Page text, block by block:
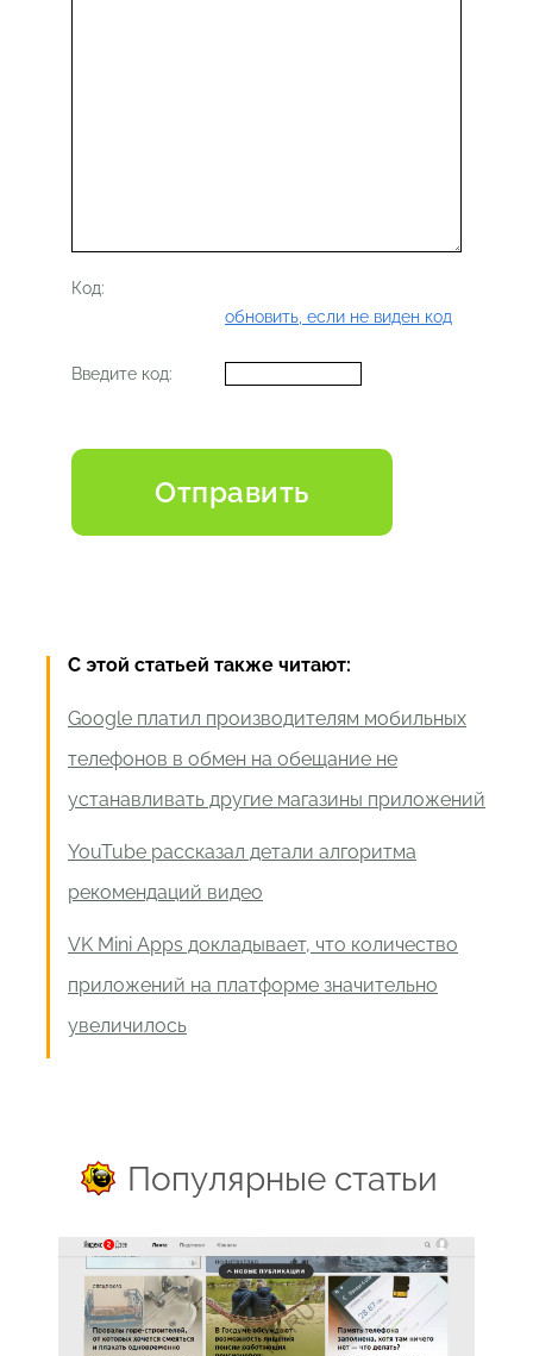
Код:
обновить, если не виден код
Введите код:
С этой статьей также читают:
Google платил производителям мобильных
телефонов в обмен на обещание не
устанавливать другие магазины приложений
YouTube рассказал детали алгоритма
рекомендаций видео
VK Mini Apps докладывает, что количество
приложений на платформе значительно
увеличилось
Популярные статьи